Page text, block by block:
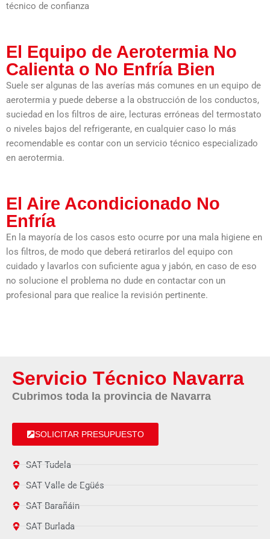
técnico de confianza
El Equipo de Aerotermia No
Calienta o No Enfría Bien
Suele ser algunas de las averías más comunes en un equipo de
aerotermia y puede deberse a la obstrucción de los conductos,
suciedad en los filtros de aire, lecturas erróneas del termostato
o niveles bajos del refrigerante, en cualquier caso lo más
recomendable es contar con un servicio técnico especializado
en aerotermia.
El Aire Acondicionado No
Enfría
En la mayoría de los casos esto ocurre por una mala higiene en
los filtros, de modo que deberá retirarlos del equipo con
cuidado y lavarlos con suficiente agua y jabón, en caso de eso
no solucione el problema no dude en contactar con un
profesional para que realice la revisión pertinente.
Servicio Técnico Navarra
Cubrimos toda la provincia de Navarra
SOLICITAR PRESUPUESTO
SAT Tudela
SAT Valle de Egüés
SAT Barañáin
SAT Burlada